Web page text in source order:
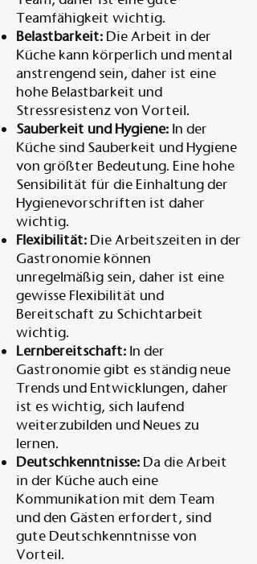
Teamfähigkeit wichtig.
Belastbarkeit: Die Arbeit in der
Küche kann körperlich und mental
anstrengend sein, daher ist eine
hohe Belastbarkeit und
Stressresistenz von Vorteil.
Sauberkeit und Hygiene: In der
Küche sind Sauberkeit und Hygiene
von größter Bedeutung. Eine hohe
Sensibilität für die Einhaltung der
Hygienevorschriften ist daher
wichtig.
Flexibilität: Die Arbeitszeiten in der
Gastronomie können
unregelmäßig sein, daher ist eine
gewisse Flexibilität und
Bereitschaft zu Schichtarbeit
wichtig.
Lernbereitschaft: In der
Gastronomie gibt es ständig neue
Trends und Entwicklungen, daher
ist es wichtig, sich laufend
weiterzubilden und Neues zu
lernen.
Deutschkenntnisse: Da die Arbeit
in der Küche auch eine
Kommunikation mit dem Team
und den Gästen erfordert, sind
gute Deutschkenntnisse von
Vorteil.